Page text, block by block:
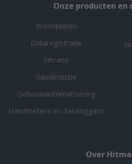
Onze producten en
Breekplaten
Dataregistratie
Filtratie
Gasdetectie
Gebouwautomatisering
Handmeters en dataloggers
Over Hitma